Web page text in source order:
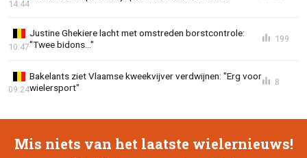
14:44
Justine Ghekiere lacht met omstreden borstcontrole:
"Twee bidons..."
10:47
199
Bakelants ziet Vlaamse kweekvijver verdwijnen: "Erg voor
wielersport"
09:24
8
Mis niets van het laatste wielernieuws!